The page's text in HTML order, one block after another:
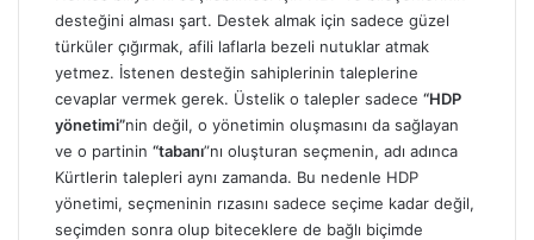
desteğini alması şart. Destek almak için sadece güzel
türküler çığırmak, afili laflarla bezeli nutuklar atmak
yetmez. İstenen desteğin sahiplerinin taleplerine
cevaplar vermek gerek. Üstelik o talepler sadece “HDP
yönetimi”nin değil, o yönetimin oluşmasını da sağlayan
ve o partinin “tabanı”nı oluşturan seçmenin, adı adınca
Kürtlerin talepleri aynı zamanda. Bu nedenle HDP
yönetimi, seçmeninin rızasını sadece seçime kadar değil,
seçimden sonra olup biteceklere de bağlı biçimde